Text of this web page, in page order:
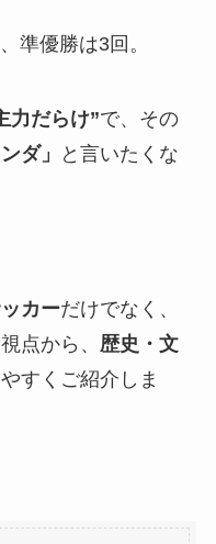
準優勝は3回。
力だらけ”で、その
ダ」
と言いたくな
カーだけでなく、
点から、 歴史・文
すくご紹介しま